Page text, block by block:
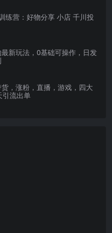
练营：好物分享 小店 千川投
新玩法，0基础可操作，日发
，涨粉，直播，游戏，四大
引流出单